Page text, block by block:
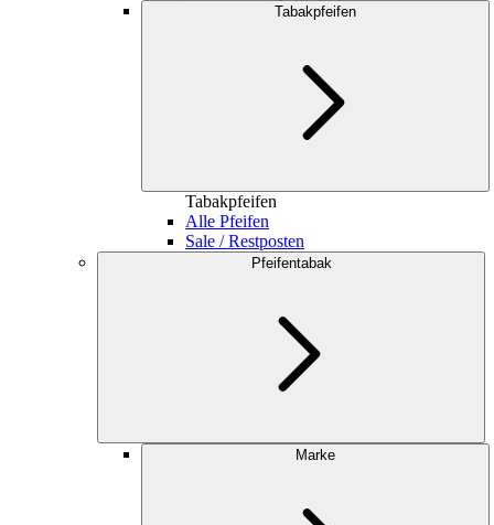
Tabakpfeifen
Tabakpfeifen
Alle Pfeifen
Sale / Restposten
Pfeifentabak
Marke